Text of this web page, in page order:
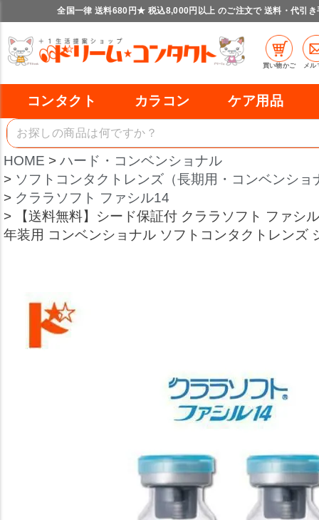
全国一律 送料680円★ 税込8,000円以上 のご注文で 送料・代引き
買い物かご メル
コンタクト カラコン ケア用品
HOME
ハード・コンベンショナル
ソフトコンタクトレンズ（長期用・コンベンショ
クララソフト ファシル14
【送料無料】シード保証付 クララソフト ファシ
年装用 コンベンショナル ソフトコンタクトレンズ